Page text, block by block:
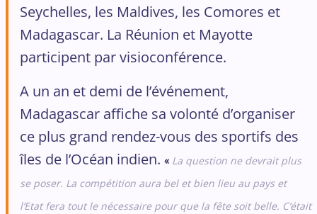
Seychelles, les Maldives, les Comores et
Madagascar. La Réunion et Mayotte
participent par visioconférence.
A un an et demi de l’événement,
Madagascar affiche sa volonté d’organiser
ce plus grand rendez-vous des sportifs des
îles de l’Océan indien. « La question ne devrait plus
se poser. La compétition aura bel et bien lieu au pays et
l’Etat fera tout le nécessaire pour que la fête soit belle. C’était